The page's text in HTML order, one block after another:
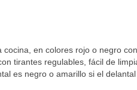
en colores rojo o negro
tirantes regulables, fácil de
es negro o amarillo si el